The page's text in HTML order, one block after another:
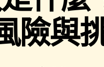
險與